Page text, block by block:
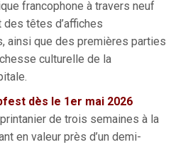
francophone à travers neuf
têtes d’affiches
ainsi que des premières parties
culturelle de la
dès le 1er mai 2026
de trois semaines à la
en valeur près d’un demi-